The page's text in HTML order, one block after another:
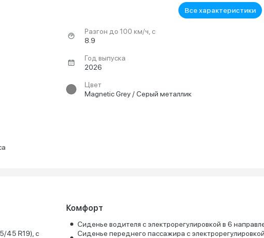
Все характеристики
Разгон до 100 км/ч, с
8.9
Год выпуска
2026
Цвет
Magnetic Grey / Серый металлик
45 R19), с
Комфорт
Сиденье водителя с электрорегулировкой в 6
Сиденье переднего пассажира с